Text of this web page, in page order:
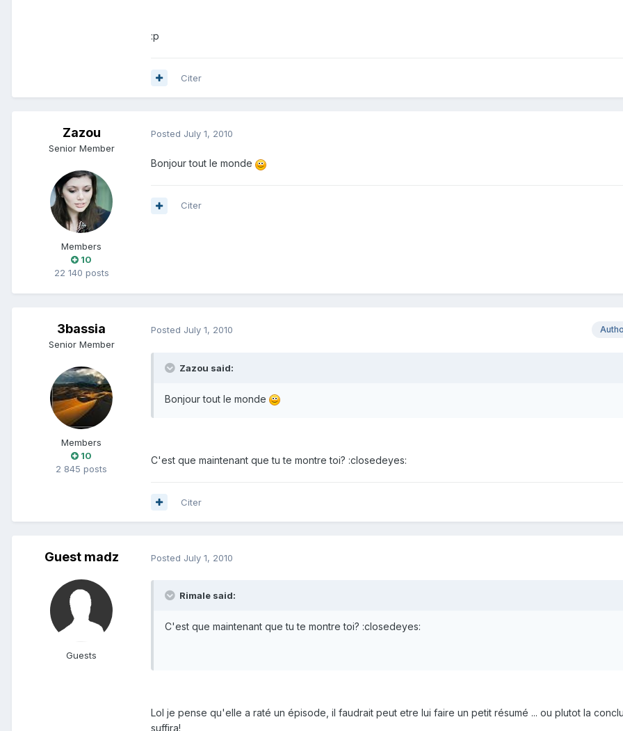
:p
Citer
Zazou
Senior Member
Members
10
22 140 posts
Posted July 1, 2010
Bonjour tout le monde
Citer
3bassia
Senior Member
Members
10
2 845 posts
Posted July 1, 2010
Zazou said:
Bonjour tout le monde
C'est que maintenant que tu te montre toi? :closedeyes:
Citer
Guest madz
Guests
Posted July 1, 2010
Rimale said:
C'est que maintenant que tu te montre toi? :closedeyes:
Lol je pense qu'elle a raté un épisode, il faudrait peut etre lui faire un petit résumé ... ou plutot la
suffira!